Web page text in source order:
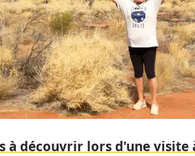
à découvrir lors d'une visite